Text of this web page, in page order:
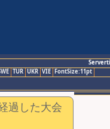
TUR UKR VIE FontSize:11pt
過した大会